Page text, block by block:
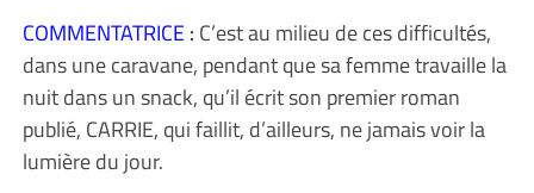
COMMENTATRICE: C’est au milieu de ces difficultés,
dans une caravane, pendant que sa femme travaille la
nuit dans un snack, qu’il écrit son premier roman
publié, CARRIE, qui faillit, d’ailleurs, ne jamais voir la
lumière du jour.